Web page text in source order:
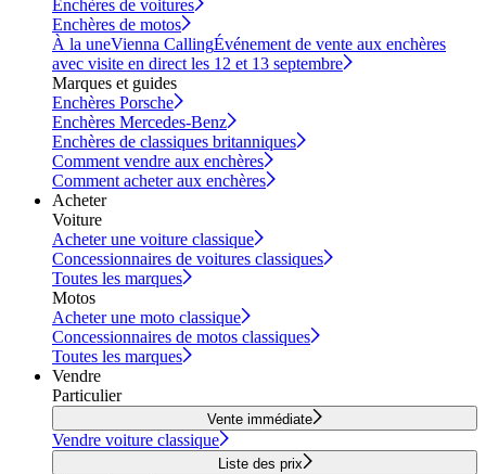
Enchères de voitures
Enchères de motos
À la uneVienna CallingÉvénement de vente aux enchères
avec visite en direct les 12 et 13 septembre
Marques et guides
Enchères Porsche
Enchères Mercedes-Benz
Enchères de classiques britanniques
Comment vendre aux enchères
Comment acheter aux enchères
Acheter
Voiture
Acheter une voiture classique
Concessionnaires de voitures classiques
Toutes les marques
Motos
Acheter une moto classique
Concessionnaires de motos classiques
Toutes les marques
Vendre
Particulier
Vente immédiate
Vendre voiture classique
Liste des prix